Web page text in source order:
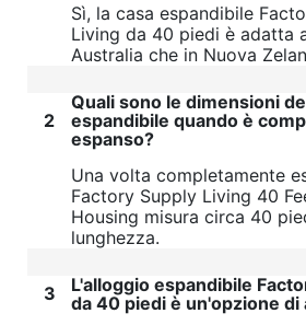
Sì, la casa espandibile
Living da 40 piedi è adatta
Australia che in Nuova
2
Quali sono le dimensioni
espandibile quando è
espanso?
Una volta completamente
Factory Supply Living 40
Housing misura circa 40
lunghezza.
3
L'alloggio espandibile
da 40 piedi è un'opzione di